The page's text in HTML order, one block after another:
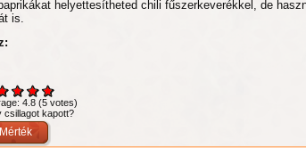
helyettesítheted chili fűszerkeverékkel, de
is.
4.8 (5 votes)
csillagot kapott?